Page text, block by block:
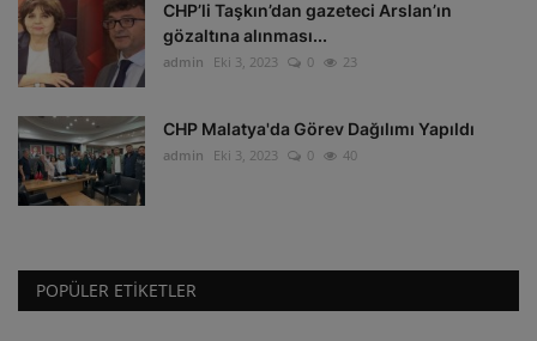
CHP’li Taşkın’dan gazeteci Arslan’ın
gözaltına alınması...
admin Eki 3, 2023 0 23
CHP Malatya'da Görev Dağılımı Yapıldı
admin Eki 3, 2023 0 40
POPÜLER ETIKETLER